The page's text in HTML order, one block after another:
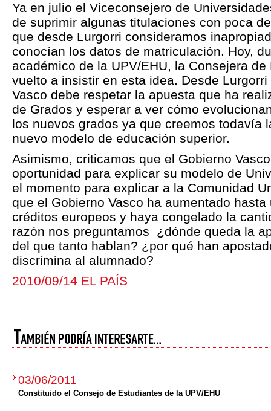
Ya en julio el Viceconsejero de
de suprimir algunas titulaciones con poca
que desde Lurgorri consideramos
conocían los datos de matriculación. Hoy,
académico de la UPV/EHU, la Consejera
vuelto a insistir en esta idea. Desde
Vasco debe respetar la apuesta que ha
de Grados y esperar a ver cómo
los nuevos grados ya que creemos todavía
nuevo modelo de educación superior.
Asimismo, criticamos que el Gobierno
oportunidad para explicar su modelo de
el momento para explicar a la Comunidad
que el Gobierno Vasco ha aumentado
créditos europeos y haya congelado la
razón nos preguntamos ¿dónde queda la
del que tanto hablan? ¿por qué han
discrimina al alumnado?
2010/09/14 EL PAÍS
03/06/2011
Constituido el Consejo de Estudiantes de la UPV/EHU